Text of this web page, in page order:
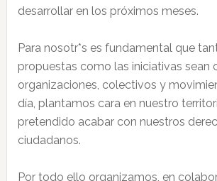
desarrollar en los próximos meses.
Para nosotr*s es fundamental que
propuestas como las iniciativas sean
organizaciones, colectivos y
día, plantamos cara en nuestro
pretendido acabar con nuestros
ciudadanos.
Por todo ello organizamos, en